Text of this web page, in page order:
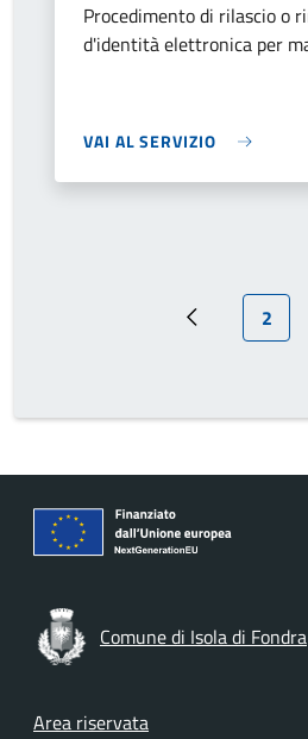
Procedimento di rilascio o
d'identità elettronica per
VAI AL SERVIZIO
Pagina
Pagina
2
Comune di Isola di Fondra
Footer menu
Area riservata